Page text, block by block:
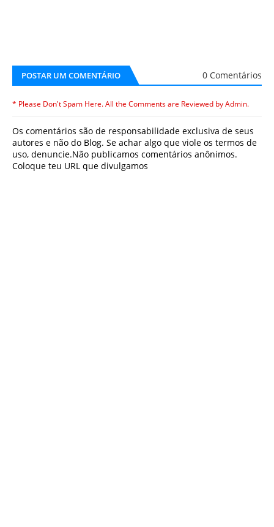
POSTAR UM COMENTÁRIO 0 Comentários
* Please Don't Spam Here. All the Comments are Reviewed by Admin.
Os comentários são de responsabilidade exclusiva de seus
autores e não do Blog. Se achar algo que viole os termos de
uso, denuncie.Não publicamos comentários anônimos.
Coloque teu URL que divulgamos